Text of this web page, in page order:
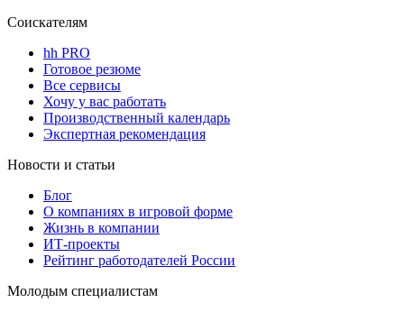
Соискателям
hh PRO
Готовое резюме
Все сервисы
Хочу у вас работать
Производственный календарь
Экспертная рекомендация
Новости и статьи
Блог
О компаниях в игровой форме
Жизнь в компании
ИТ-проекты
Рейтинг работодателей России
Молодым специалистам